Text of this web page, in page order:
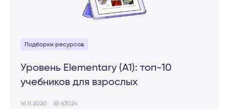
Подборки ресурсов
Уровень Elementary (A1): топ-10
учебников для взрослых
16.11.2020 63024